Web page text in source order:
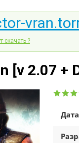
скачать ?
[v 2.07 +